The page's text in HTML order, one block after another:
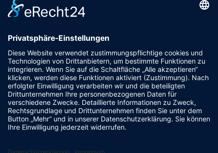
93128 Steinsberg
pr@fsv-steinsberg.de
Social